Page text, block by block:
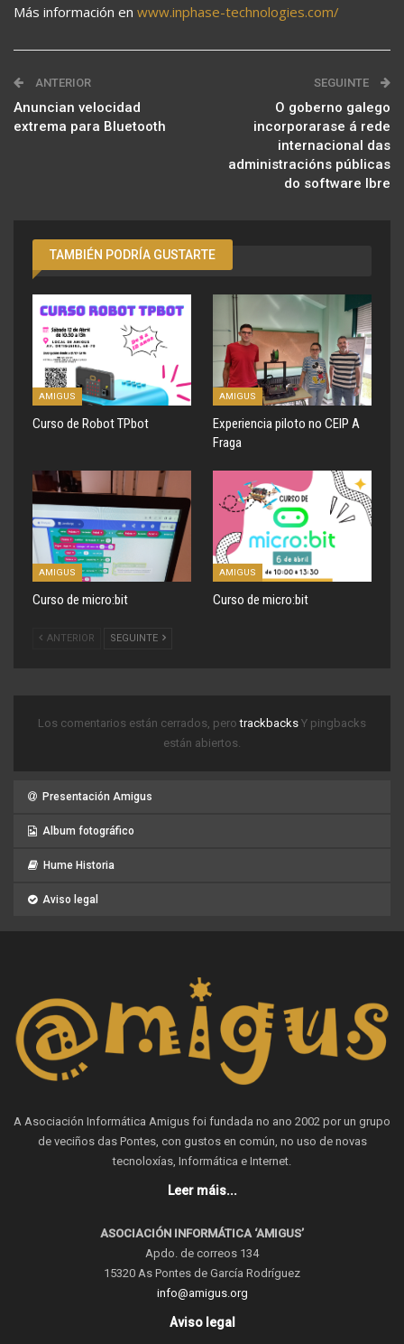
Más información en www.inphase-technologies.com/
ANTERIOR
Anuncian velocidad
extrema para Bluetooth
SEGUINTE
O goberno galego
incorporarase á rede
internacional das
administracións públicas
do software lbre
TAMBIÉN PODRÍA GUSTARTE
AMIGUS
Curso de Robot TPbot
AMIGUS
Experiencia piloto no CEIP A
Fraga
AMIGUS
Curso de micro:bit
AMIGUS
Curso de micro:bit
ANTERIOR SEGUINTE
Los comentarios están cerrados, perotrackbacks Y pingbacks
están abiertos.
Presentación Amigus
Album fotográfico
Hume Historia
Aviso legal
A Asociación Informática Amigus foi fundada no ano 2002 por un grupo
de veciños das Pontes, con gustos en común, no uso de novas
tecnoloxías, Informática e Internet.
Leer máis...
ASOCIACIÓN INFORMÁTICA ‘AMIGUS’
Apdo. de correos 134
15320 As Pontes de García Rodríguez
info@amigus.org
Aviso legal